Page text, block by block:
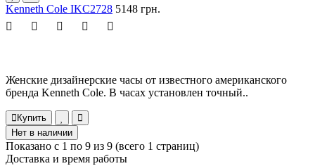
Kenneth Cole IKC2728 5148 грн.
Женские дизайнерские часы от известного американского
бренда Kenneth Cole. В часах установлен точный..
Купить
Нет в наличии
Показано с 1 по 9 из 9 (всего 1 страниц)
Доставка и время работы